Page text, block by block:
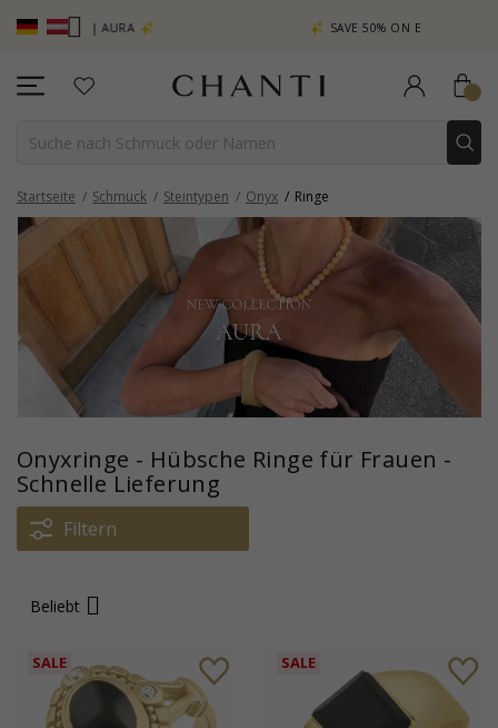
| AURA SAVE 50% ON ELINÉ
Startseite Schmuck Steintypen Onyx Ringe
Onyxringe - Hübsche Ringe für Frauen -
Schnelle Lieferung
Filtern
Beliebt
SALE SALE